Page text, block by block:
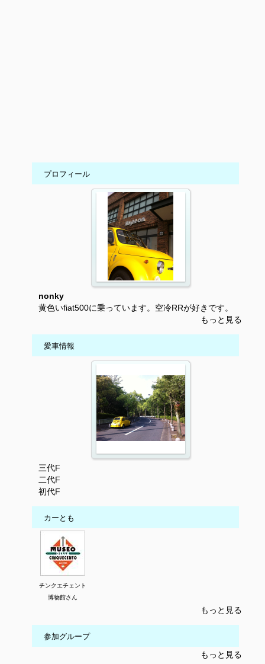
プロフィール
nonky
黄色いfiat500に乗っています。空冷RRが好きです。
もっと見る
愛車情報
三代F
二代F
初代F
カーとも
チンクエチェント
博物館さん
もっと見る
参加グループ
もっと見る